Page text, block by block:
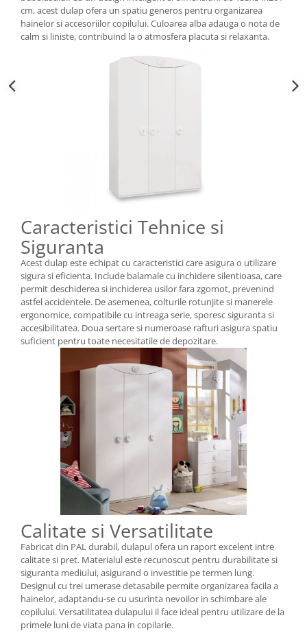
cm, acest dulap ofera un spatiu generos pentru organizarea
hainelor si accesoriilor copilului. Culoarea alba adauga o nota de
calm si liniste, contribuind la o atmosfera placuta si relaxanta.
Caracteristici Tehnice si
Siguranta
Acest dulap este echipat cu caracteristici care asigura o utilizare
sigura si eficienta. Include balamale cu inchidere silentioasa, care
permit deschiderea si inchiderea usilor fara zgomot, prevenind
astfel accidentele. De asemenea, colturile rotunjite si manerele
ergonomice, compatibile cu intreaga serie, sporesc siguranta si
accesibilitatea. Doua sertare si numeroase rafturi asigura spatiu
suficient pentru toate necesitatile de depozitare.
Calitate si Versatilitate
Fabricat din PAL durabil, dulapul ofera un raport excelent intre
calitate si pret. Materialul este recunoscut pentru durabilitate si
siguranta mediului, asigurand o investitie pe termen lung.
Designul cu trei umerase detasabile permite organizarea facila a
hainelor, adaptandu-se cu usurinta nevoilor in schimbare ale
copilului. Versatilitatea dulapului il face ideal pentru utilizare de la
primele luni de viata pana in copilarie.